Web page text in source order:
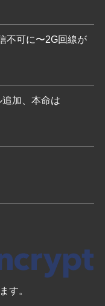
不可に〜2G回線が
加、本命は
す。